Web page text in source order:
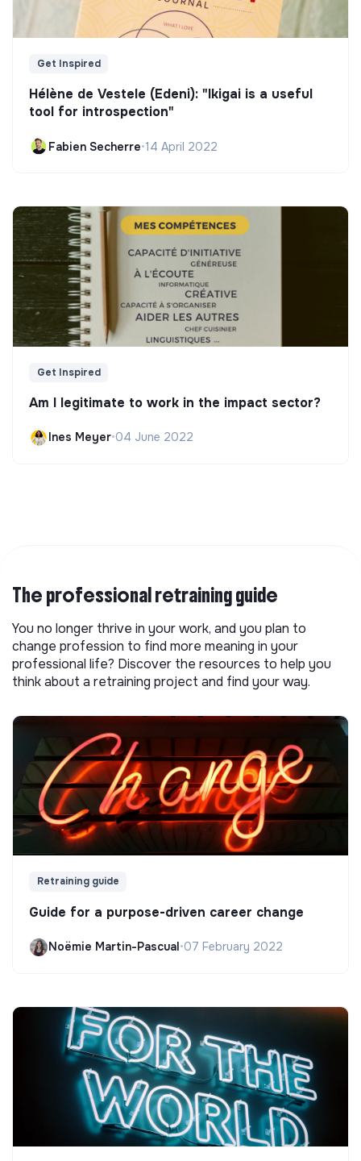
Get Inspired
Hélène de Vestele (Edeni): "Ikigai is a useful
tool for introspection"
Fabien Secherre•14 April 2022
Get Inspired
Am I legitimate to work in the impact sector?
Ines Meyer•04 June 2022
The professional retraining guide
You no longer thrive in your work, and you plan to
change profession to find more meaning in your
professional life? Discover the resources to help you
think about a retraining project and find your way.
Retraining guide
Guide for a purpose-driven career change
Noëmie Martin-Pascual•07 February 2022